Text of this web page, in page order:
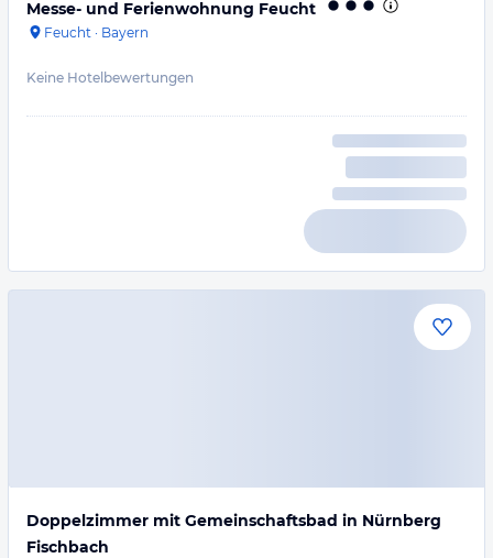
Messe- und Ferienwohnung Feucht
Feucht · Bayern
Keine Hotelbewertungen
Doppelzimmer mit Gemeinschaftsbad in Nürnberg
Fischbach